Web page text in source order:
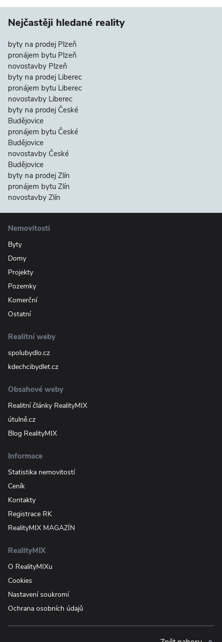
Nejčastěji hledané reality
byty na prodej Plzeň
pronájem bytu Plzeň
novostavby Plzeň
byty na prodej Liberec
pronájem bytu Liberec
novostavby Liberec
byty na prodej České
Budějovice
pronájem bytu České
Budějovice
novostavby České
Budějovice
byty na prodej Zlín
pronájem bytu Zlín
novostavby Zlín
Nemovitosti
Byty
Domy
Projekty
Pozemky
Komerční
Ostatní
Realitní weby
spolubydlo.cz
kdechcibydlet.cz
Obsahové weby
Realitní články RealityMIX
útulně.cz
Blog RealityMIX
Informace
Statistika nemovitostí
Ceník
Kontakty
Registrace RK
RealityMIX MAGAZÍN
RealityMIX
O RealityMIXu
Cookies
Nastavení soukromí
Ochrana osobních údajů